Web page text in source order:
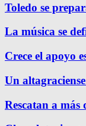
Toledo se
La música se
Crece el apoyo
Un
Rescatan a